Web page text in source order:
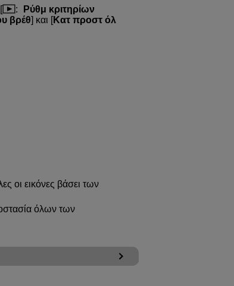
:
Ρύθμ κριτηρίων
βρέθ] και [Κατ προστ όλ
οι εικόνες βάσει των
όλων των